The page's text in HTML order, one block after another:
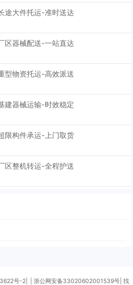
途大件托运-准时送达
区器械配送-一站直达
型物资托运-高效派送
建器械运输-时效稳定
限构件承运-上门取货
区整机转运-全程护送
号-2| | 浙公网安备33020602001539号| 找